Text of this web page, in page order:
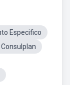
Especifico